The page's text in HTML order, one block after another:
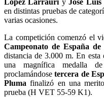
en distintas pruebas de
varias ocasiones.
La competición comenzó el
Campeonato de España
distancia de 3.000 m. En esta
una magnífica medalla
proclamándosetercera de
Pluma finalizó en una
prueba (H VET 55-59 K1).